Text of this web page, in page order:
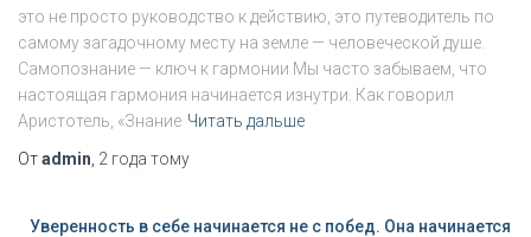
это не просто руководство к действию, это путеводитель по
самому загадочному месту на земле — человеческой душе.
Самопознание — ключ к гармонии Мы часто забываем, что
настоящая гармония начинается изнутри. Как говорил
Аристотель, «Знание Читать дальше
Отadmin 2 года тому
Уверенность в себе начинается не с побед. Она начинается